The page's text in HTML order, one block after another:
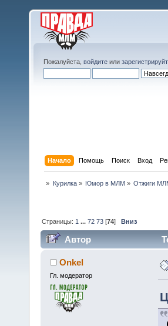
Пожалуйста, войдите или
Начало Помощь Поиск Вход
» Курилка» Юмор в МЛМ » Отжиги
Страницы: 1 ...72 73 [74]Вниз
Автор
Onkel
Гл. модератор